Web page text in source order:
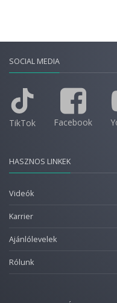
SOCIAL MEDIA
TikTok Facebook
HASZNOS LINKEK
Videók
Karrier
Ajánlólevelek
Rólunk